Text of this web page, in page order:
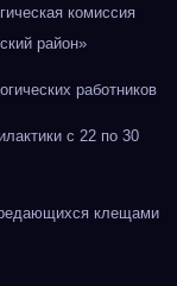
комиссия
район»
работников
с 22 по 30
клещами